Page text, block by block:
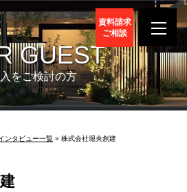
資料請求
ご相談
GUEST
をご検討の方
ンタビュー一覧» 株式会社堀央創建